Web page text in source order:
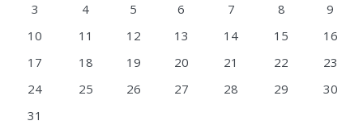
3
4 5 6 7 8
9
10
11 12 13 14 15
16
17
18 19 20 21 22
23
24
25 26 27 28 29
30
31